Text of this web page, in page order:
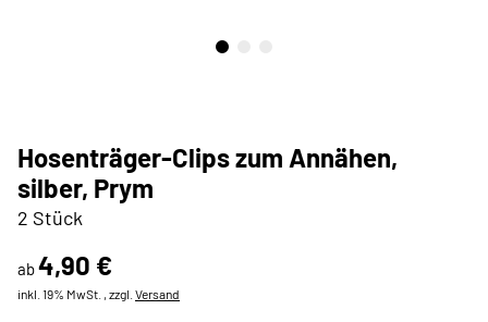
Hosenträger-Clips zum Annähen,
silber, Prym
2 Stück
ab4,90 €
inkl. 19% MwSt. , zzgl. Versand